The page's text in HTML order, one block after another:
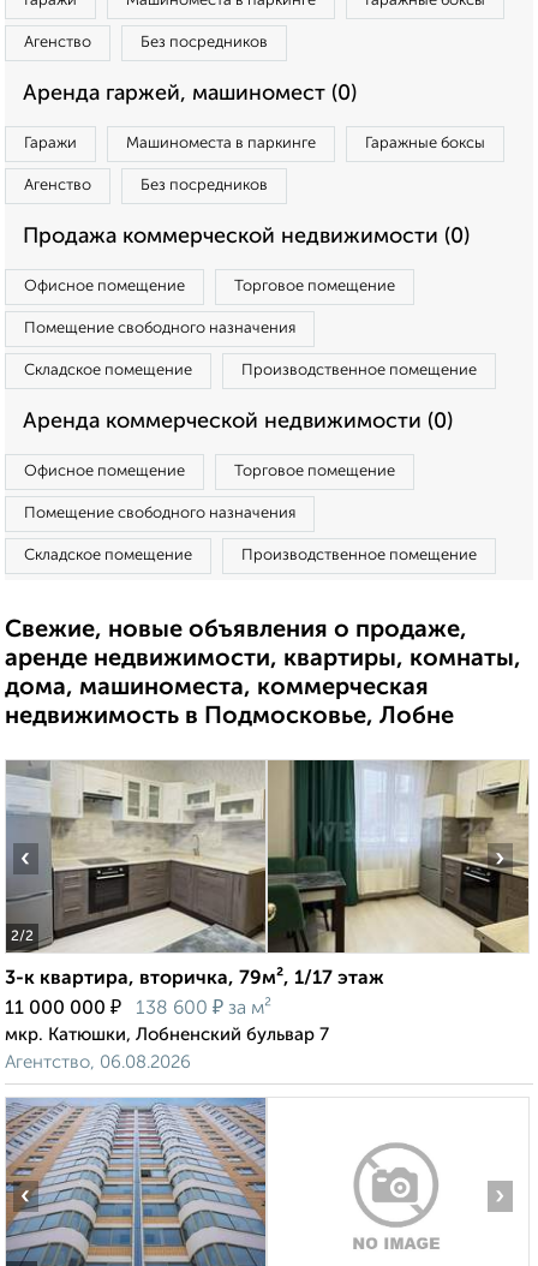
Агенство Без посредников
Аренда гаржей, машиномест (0)
Гаражи Машиноместа в паркинге Гаражные боксы
Агенство Без посредников
Продажа коммерческой недвижимости (0)
Офисное помещение Торговое помещение
Помещение свободного назначения
Складское помещение Производственное помещение
Аренда коммерческой недвижимости (0)
Офисное помещение Торговое помещение
Помещение свободного назначения
Складское помещение Производственное помещение
Свежие, новые объявления о продаже,
аренде недвижимости, квартиры, комнаты,
дома, машиноместа, коммерческая
недвижимость в Подмосковье, Лобне
2/2
‹ ›
3-к квартира, вторичка, 79м², 1/17 этаж
11 000 000 ₽ 138 600 ₽ за м²
мкр. Катюшки, Лобненский бульвар 7
Агентство, 06.08.2026
‹ ›